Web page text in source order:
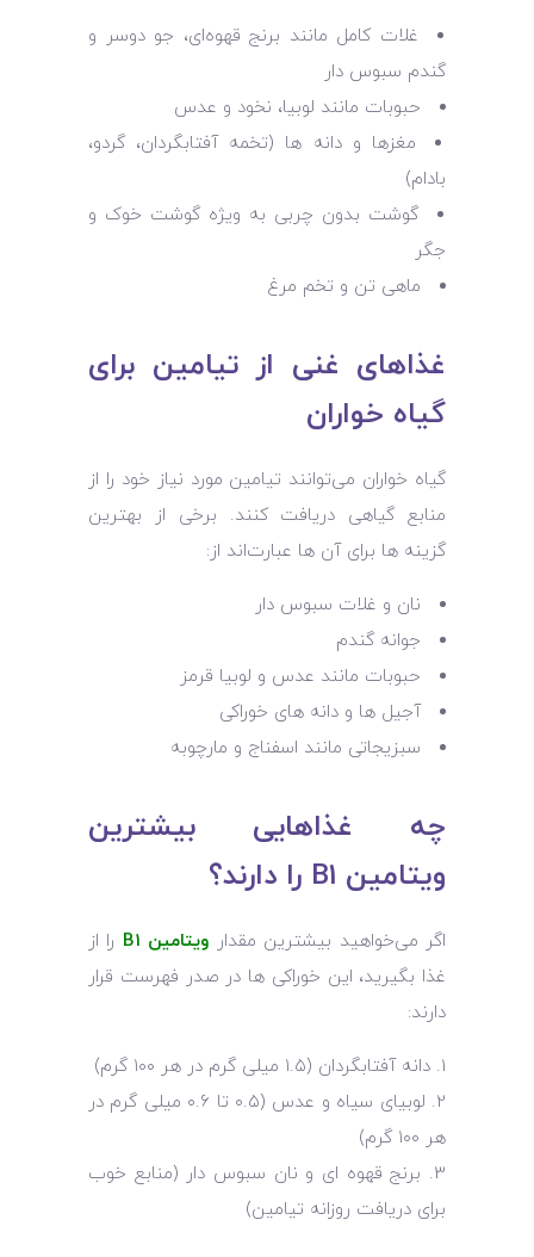
غلات کامل مانند برنج قهوه‌ای، جو دوسر و
گندم سبوس ‌دار
حبوبات مانند لوبیا، نخود و عدس
مغزها و دانه‌ ها (تخمه آفتابگردان، گردو،
بادام)
گوشت بدون چربی به ‌ویژه گوشت خوک و
جگر
ماهی تن و تخم ‌مرغ
غذاهای غنی از تیامین برای
گیاه‌ خواران
گیاه ‌خواران می‌توانند تیامین مورد نیاز خود را از
منابع گیاهی دریافت کنند. برخی از بهترین
گزینه‌ ها برای آن‌ ها عبارت‌اند از:
نان و غلات سبوس‌ دار
جوانه گندم
حبوبات مانند عدس و لوبیا قرمز
آجیل ‌ها و دانه‌ های خوراکی
سبزیجاتی مانند اسفناج و مارچوبه
چه غذاهایی بیشترین
ویتامین B1 را دارند؟
اگر می‌خواهید بیشترین مقدار ویتامین B1
را از
غذا بگیرید، این خوراکی‌ ها در صدر فهرست قرار
دارند:
دانه آفتابگردان (۱.۵ میلی ‌گرم در هر ۱۰۰ گرم)
لوبیای سیاه و عدس (۰.۵ تا ۰.۶ میلی‌ گرم در
هر ۱۰۰ گرم)
برنج قهوه ‌ای و نان سبوس ‌دار (منابع خوب
برای دریافت روزانه تیامین)